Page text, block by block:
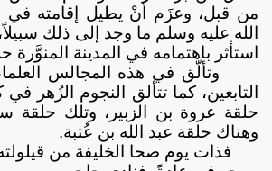
من قبل، وعزَم أنْ يطيل إقامته في
الله عليه وسلم ما وجد إلى ذلك
استأثر باهتمامه في المدينة المنوَّرة
وتألَّق في هذه المجالس العلماء
التابعين، كما تتألق النجوم الزُهر
حلقة عروة بن الزبير، وتلك حلقة
وهناك حلقة عبد الله بن عُتبة.
فذات يوم صحا الخليفة من